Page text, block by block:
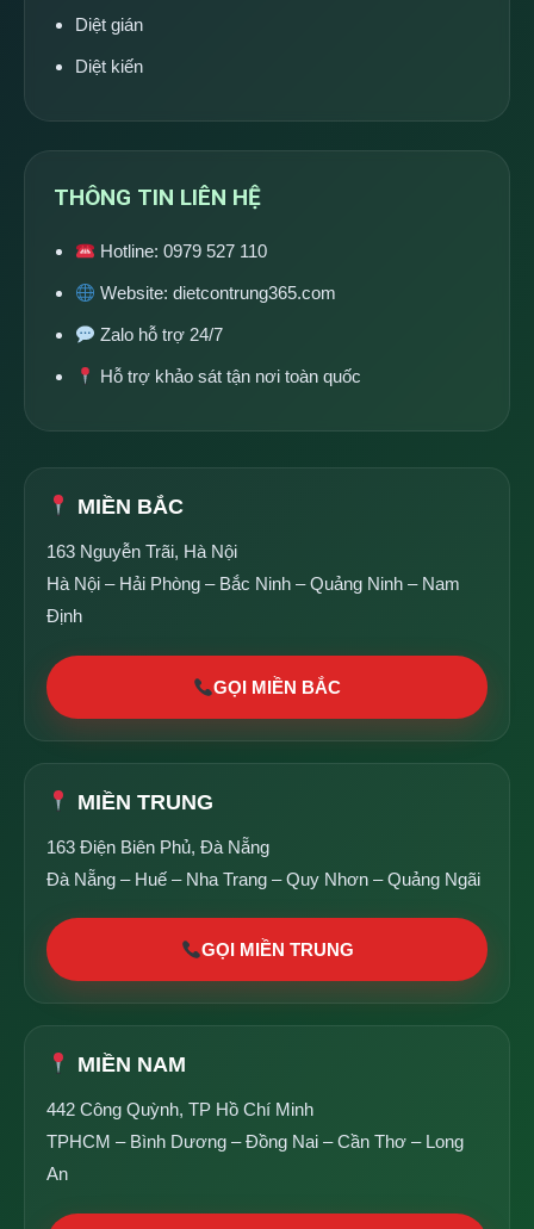
Diệt gián
Diệt kiến
THÔNG TIN LIÊN HỆ
Hotline:0979 527 110
Website:dietcontrung365.com
Zalo hỗ trợ 24/7
Hỗ trợ khảo sát tận nơi toàn quốc
MIỀN BẮC
163 Nguyễn Trãi, Hà Nội
Hà Nội – Hải Phòng – Bắc Ninh – Quảng Ninh – Nam
Định
GỌI MIỀN BẮC
MIỀN TRUNG
163 Điện Biên Phủ, Đà Nẵng
Đà Nẵng – Huế – Nha Trang – Quy Nhơn – Quảng Ngãi
GỌI MIỀN TRUNG
MIỀN NAM
442 Công Quỳnh, TP Hồ Chí Minh
TPHCM – Bình Dương – Đồng Nai – Cần Thơ – Long
An